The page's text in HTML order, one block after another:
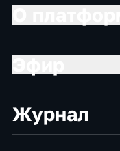
Журнал